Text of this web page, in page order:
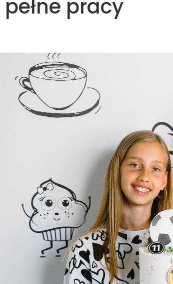
pracy